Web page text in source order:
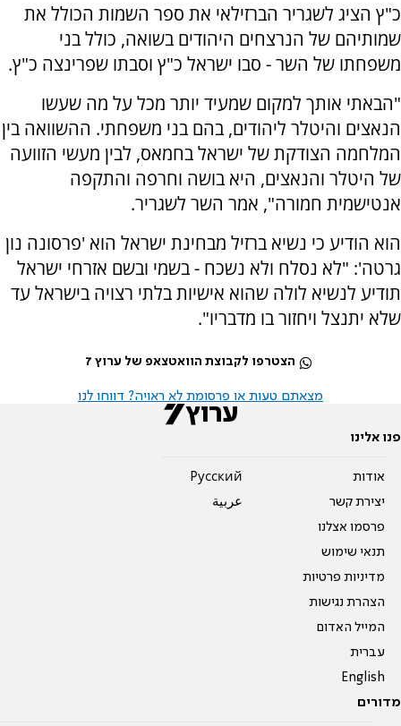
כ"ץ הציג לשגריר הברזילאי את ספר השמות הכולל את
שמותיהם של הנרצחים היהודים בשואה, כולל בני
משפחתו של השר - סבו ישראל כ"ץ וסבתו שפרינצה כ"ץ.
"הבאתי אותך למקום שמעיד יותר מכל על מה שעשו
הנאצים והיטלר ליהודים, בהם בני משפחתי. ההשוואה בין
המלחמה הצודקת של ישראל בחמאס, לבין מעשי הזוועה
של היטלר והנאצים, היא בושה וחרפה והתקפה
אנטישמית חמורה", אמר השר לשגריר.
הוא הודיע כי נשיא ברזיל מבחינת ישראל הוא 'פרסונה נון
גרטה': "לא נסלח ולא נשכח - בשמי ובשם אזרחי ישראל
תודיע לנשיא לולה שהוא אישיות בלתי רצויה בישראל עד
שלא יתנצל ויחזור בו מדבריו".
הצטרפו לקבוצת הוואטצאפ של ערוץ 7
מצאתם טעות או פרסומת לא ראויה? דווחו לנו
פנו אלינו
אודות
יצירת קשר
פרסמו אצלנו
תנאי שימוש
מדיניות פרטיות
הצהרת נגישות
המייל האדום
עברית
English
Pусский
عربية
מדורים